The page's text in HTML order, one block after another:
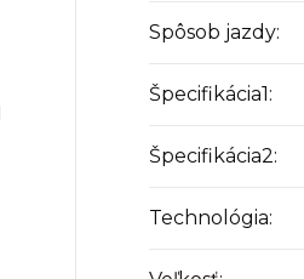
Spôsob jazdy:
Špecifikácia1 :
Špecifikácia2:
Technológia: